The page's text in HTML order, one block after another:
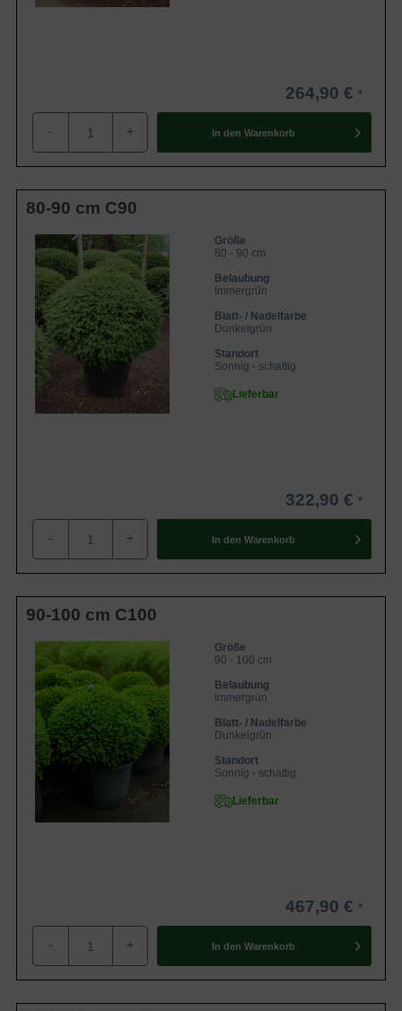
264,90 €
- + In den Warenkorb
80-90 cm C90
Größe
80 - 90 cm
Belaubung
Immergrün
Blatt- / Nadelfarbe
Dunkelgrün
Standort
Sonnig - schattig
Lieferbar
322,90 €
- + In den Warenkorb
90-100 cm C100
Größe
90 - 100 cm
Belaubung
Immergrün
Blatt- / Nadelfarbe
Dunkelgrün
Standort
Sonnig - schattig
Lieferbar
467,90 €
- + In den Warenkorb